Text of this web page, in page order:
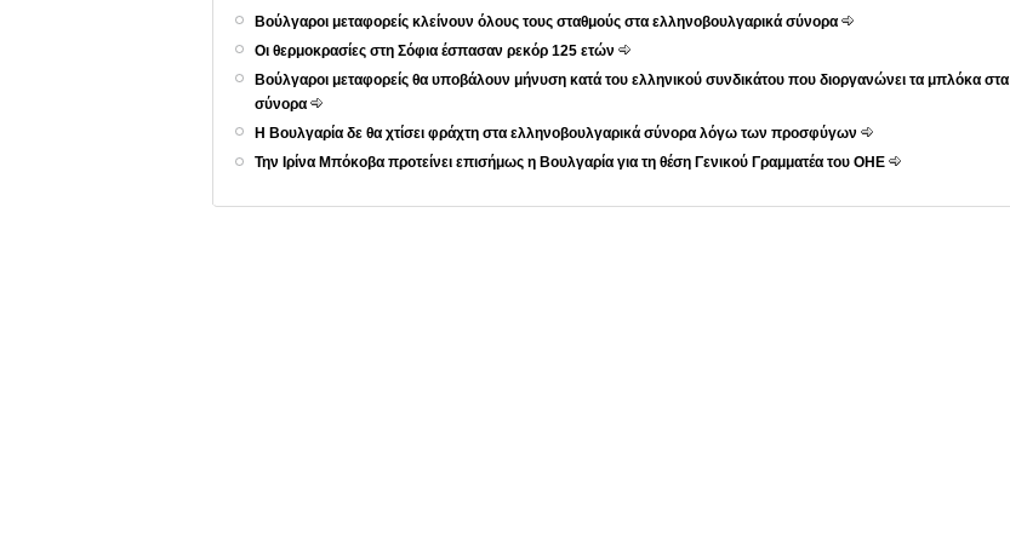
Βούλγαροι μεταφορείς κλείνουν όλους τους σταθμούς στα ελληνοβουλγαρικά σύνορα
Οι θερμοκρασίες στη Σόφια έσπασαν ρεκόρ 125 ετών
Βούλγαροι μεταφορείς θα υποβάλουν μήνυση κατά του ελληνικού συνδικάτου που διοργανώνει τα μπλόκα στα
σύνορα
Η Βουλγαρία δε θα χτίσει φράχτη στα ελληνοβουλγαρικά σύνορα λόγω των προσφύγων
Την Ιρίνα Μπόκοβα προτείνει επισήμως η Βουλγαρία για τη θέση Γενικού Γραμματέα του ΟΗΕ